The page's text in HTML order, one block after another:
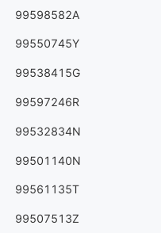
99598582A
99550745Y
99538415G
99597246R
99532834N
99501140N
99561135T
99507513Z